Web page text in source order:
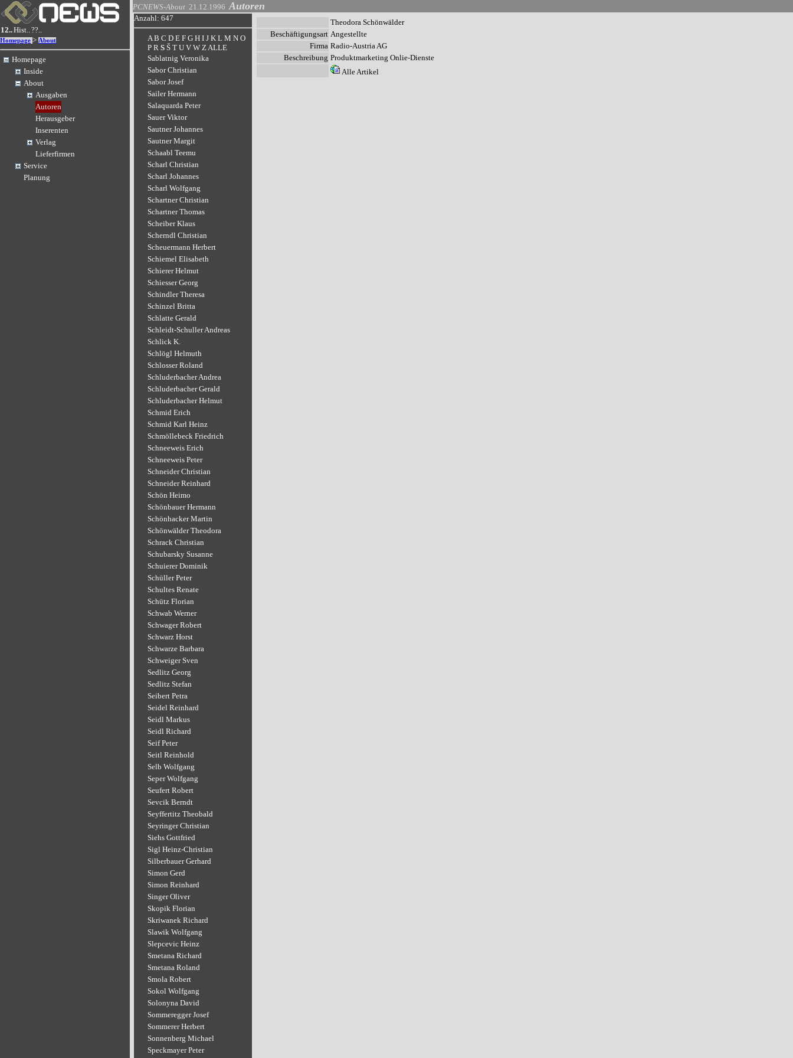
12..Hist..??..
Homepage > About
Homepage
Inside
About
Ausgaben
Autoren
Herausgeber
Inserenten
Verlag
Lieferfirmen
Service
Planung
PCNEWS-About 21.12.1996 Autoren
Anzahl: 647
A B C D E F G H I J K L M N O
P R S Š T U V W ZALLE
Sablatnig Veronika
Sabor Christian
Sabor Josef
Sailer Hermann
Salaquarda Peter
Sauer Viktor
Sautner Johannes
Sautner Margit
Schaabl Teemu
Scharl Christian
Scharl Johannes
Scharl Wolfgang
Schartner Christian
Schartner Thomas
Scheiber Klaus
Scherndl Christian
Scheuermann Herbert
Schiemel Elisabeth
Schierer Helmut
Schiesser Georg
Schindler Theresa
Schinzel Britta
Schlatte Gerald
Schleidt-Schuller Andreas
Schlick K.
Schlögl Helmuth
Schlosser Roland
Schluderbacher Andrea
Schluderbacher Gerald
Schluderbacher Helmut
Schmid Erich
Schmid Karl Heinz
Schmöllebeck Friedrich
Schneeweis Erich
Schneeweis Peter
Schneider Christian
Schneider Reinhard
Schön Heimo
Schönbauer Hermann
Schönhacker Martin
Schönwälder Theodora
Schrack Christian
Schubarsky Susanne
Schuierer Dominik
Schüller Peter
Schultes Renate
Schütz Florian
Schwab Werner
Schwager Robert
Schwarz Horst
Schwarze Barbara
Schweiger Sven
Sedlitz Georg
Sedlitz Stefan
Seibert Petra
Seidel Reinhard
Seidl Markus
Seidl Richard
Seif Peter
Seitl Reinhold
Selb Wolfgang
Seper Wolfgang
Seufert Robert
Sevcik Berndt
Seyffertitz Theobald
Seyringer Christian
Siehs Gottfried
Sigl Heinz-Christian
Silberbauer Gerhard
Simon Gerd
Simon Reinhard
Singer Oliver
Skopik Florian
Skriwanek Richard
Slawik Wolfgang
Slepcevic Heinz
Smetana Richard
Smetana Roland
Smola Robert
Sokol Wolfgang
Solonyna David
Sommeregger Josef
Sommerer Herbert
Sonnenberg Michael
Speckmayer Peter
Theodora Schönwälder
Beschäftigungsart Angestellte
Firma Radio-Austria AG
Beschreibung Produktmarketing Onlie-Dienste
Alle Artikel